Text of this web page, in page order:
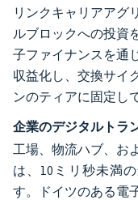
リンクキャリアアグ
ルブロックへの投資
子ファイナンスを通
収益化し、交換サイ
ンのティアに固定し
企業のデジタルトラ
工場、物流ハブ、お
は、10ミリ秒未満
す。ドイツのある電